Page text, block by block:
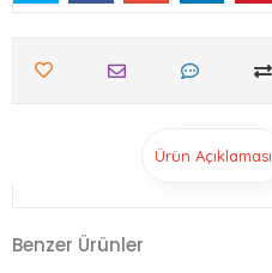
Ürün Açıklaması
Benzer Ürünler